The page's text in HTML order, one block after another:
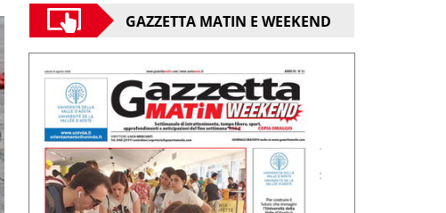
GAZZETTA MATIN E WEEKEND